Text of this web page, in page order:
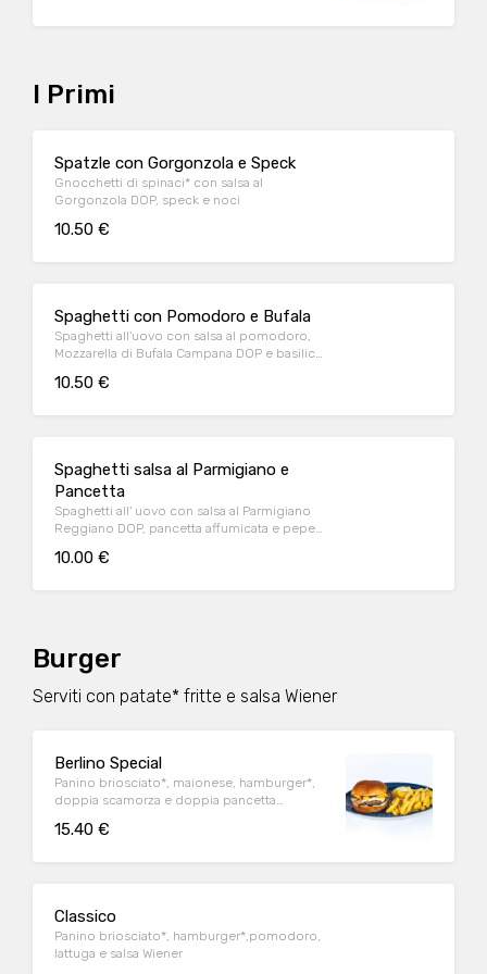
I Primi
Spatzle con Gorgonzola e Speck
Gnocchetti di spinaci* con salsa al
Gorgonzola DOP, speck e noci
10.50 €
Spaghetti con Pomodoro e Bufala
Spaghetti all'uovo con salsa al pomodoro,
Mozzarella di Bufala Campana DOP e basilico
10.50 €
Spaghetti salsa al Parmigiano e
Pancetta
Spaghetti all' uovo con salsa al Parmigiano
Reggiano DOP, pancetta affumicata e pepe
10.00 €
Burger
Serviti con patate* fritte e salsa Wiener
Berlino Special
Panino briosciato*, maionese, hamburger*,
doppia scamorza e doppia pancetta
15.40 €
Classico
Panino briosciato*, hamburger*,pomodoro,
lattuga e salsa Wiener